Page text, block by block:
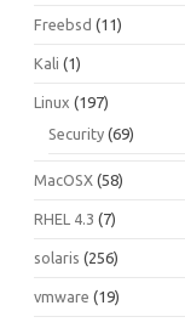
Freebsd (11)
Kali (1)
Linux (197)
Security (69)
MacOSX (58)
RHEL 4.3 (7)
solaris (256)
vmware (19)